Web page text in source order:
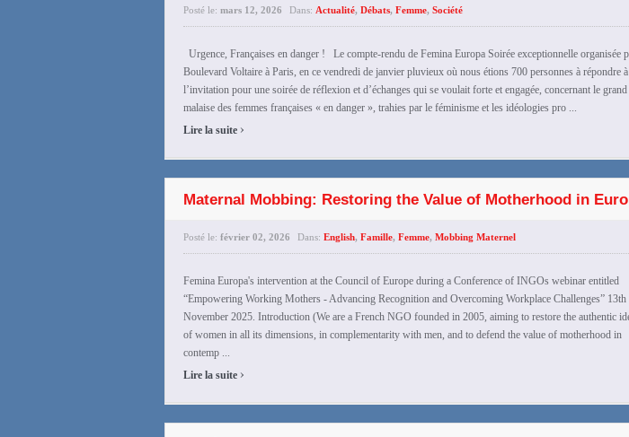
Posté le: mars 12, 2026 Dans: Actualité, Débats, Femme, Société
Urgence, Françaises en danger ! Le compte-rendu de Femina Europa Soirée exceptionnelle organisée
Boulevard Voltaire à Paris, en ce vendredi de janvier pluvieux où nous étions 700 personnes à répondre à
l’invitation pour une soirée de réflexion et d’échanges qui se voulait forte et engagée, concernant le grand
malaise des femmes françaises « en danger », trahies par le féminisme et les idéologies pro ...
Lire la suite ›
Maternal Mobbing: Restoring the Value of Motherhood in
Posté le: février 02, 2026 Dans: English, Famille, Femme, Mobbing Maternel
Femina Europa's intervention at the Council of Europe during a Conference of INGOs webinar entitled
“Empowering Working Mothers - Advancing Recognition and Overcoming Workplace Challenges” 13th
November 2025. Introduction (We are a French NGO founded in 2005, aiming to restore the authentic
of women in all its dimensions, in complementarity with men, and to defend the value of motherhood in
contemp ...
Lire la suite ›